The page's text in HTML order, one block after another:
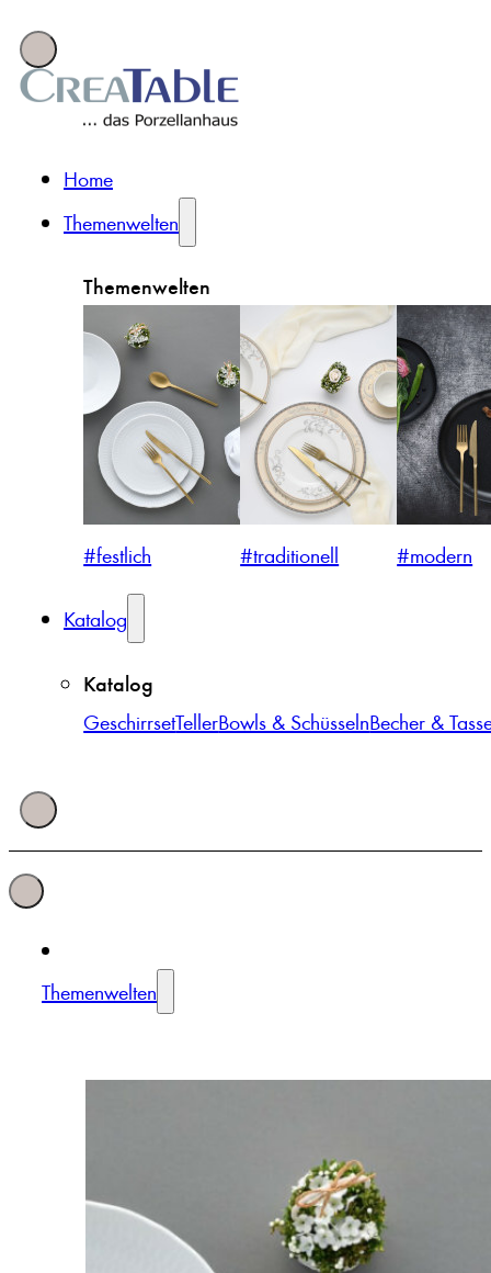
Home
Themenwelten
Themenwelten
#festlich #traditionell #modern
Katalog
Katalog
GeschirrsetTellerBowls & SchüsselnBecher &
Themenwelten